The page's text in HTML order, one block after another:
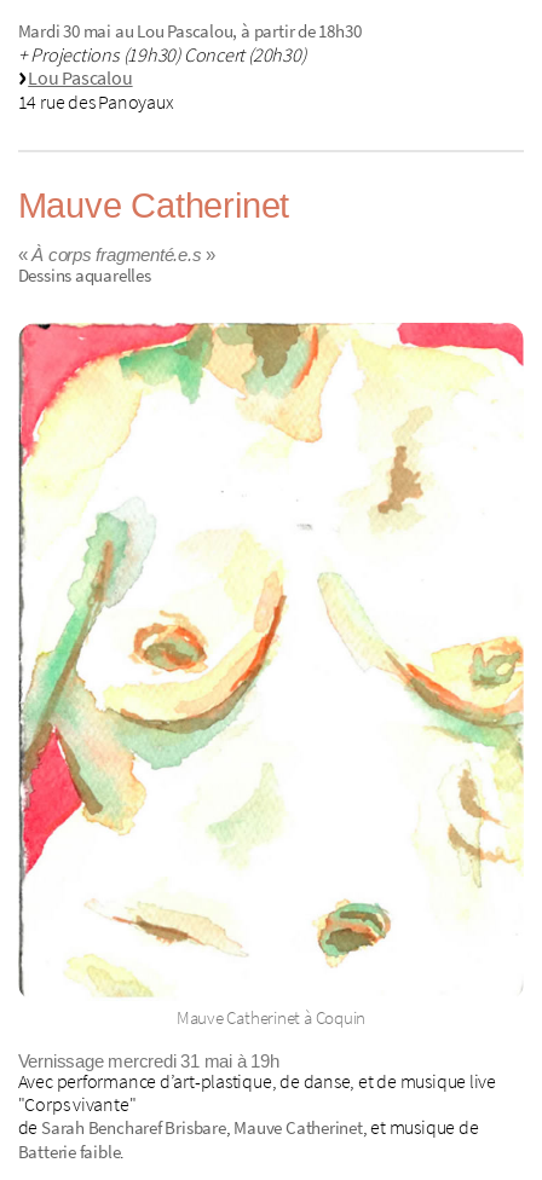
Mardi 30 mai au Lou Pascalou, à partir de 18h30
+ Projections (19h30) Concert (20h30)
Lou Pascalou
14 rue des Panoyaux
Mauve Catherinet
«À corps fragmenté.e.s »
Dessins aquarelles
Mauve Catherinet à Coquin
Vernissage mercredi 31 mai à 19h
Avec performance d’art-plastique, de danse, et de musique live
"Corps vivante"
de Sarah Bencharef Brisbare, Mauve Catherinet, et musique de
Batterie faible.